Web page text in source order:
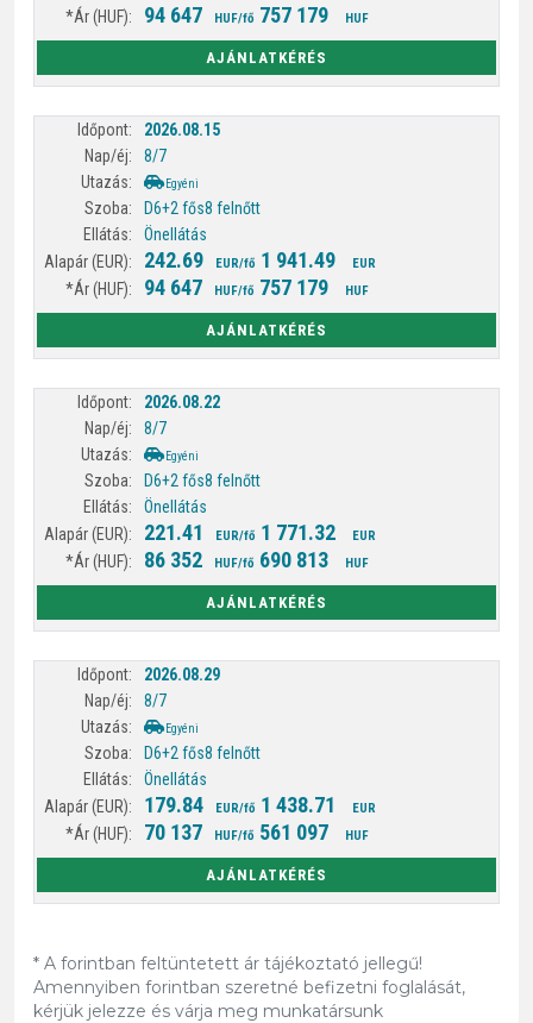
94 647 HUF/fő 757 179 HUF
AJÁNLATKÉRÉS
2026.08.15
8/7
Egyéni
D6+2 fős8 felnőtt
Önellátás
242.69 EUR/fő 1 941.49 EUR
94 647 HUF/fő 757 179 HUF
AJÁNLATKÉRÉS
2026.08.22
8/7
Egyéni
D6+2 fős8 felnőtt
Önellátás
221.41 EUR/fő 1 771.32 EUR
86 352 HUF/fő 690 813 HUF
AJÁNLATKÉRÉS
2026.08.29
8/7
Egyéni
D6+2 fős8 felnőtt
Önellátás
179.84 EUR/fő 1 438.71 EUR
70 137 HUF/fő 561 097 HUF
AJÁNLATKÉRÉS
* A forintban feltüntetett ár tájékoztató jellegű!
Amennyiben forintban szeretné befizetni foglalását,
kérjük jelezze és várja meg munkatársunk